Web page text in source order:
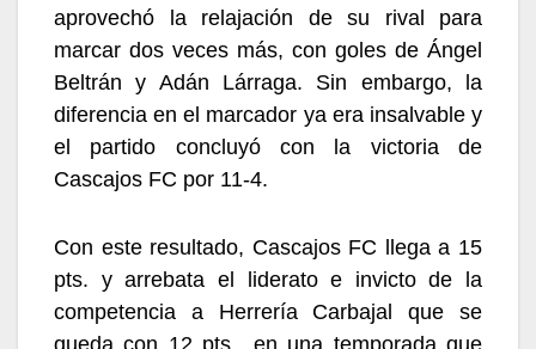
aprovechó la relajación de su rival para
marcar dos veces más, con goles de Ángel
Beltrán y Adán Lárraga. Sin embargo, la
diferencia en el marcador ya era insalvable y
el partido concluyó con la victoria de
Cascajos FC por 11-4.
Con este resultado, Cascajos FC llega a 15
pts. y arrebata el liderato e invicto de la
competencia a Herrería Carbajal que se